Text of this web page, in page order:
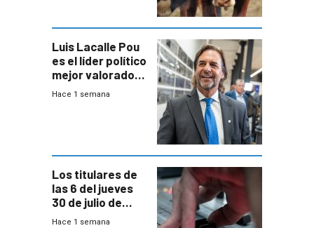
Luis Lacalle Pou
es el líder político
mejor valorado
del país, según
Hace 1 semana
Los titulares de
las 6 del jueves
30 de julio de
2026
Hace 1 semana